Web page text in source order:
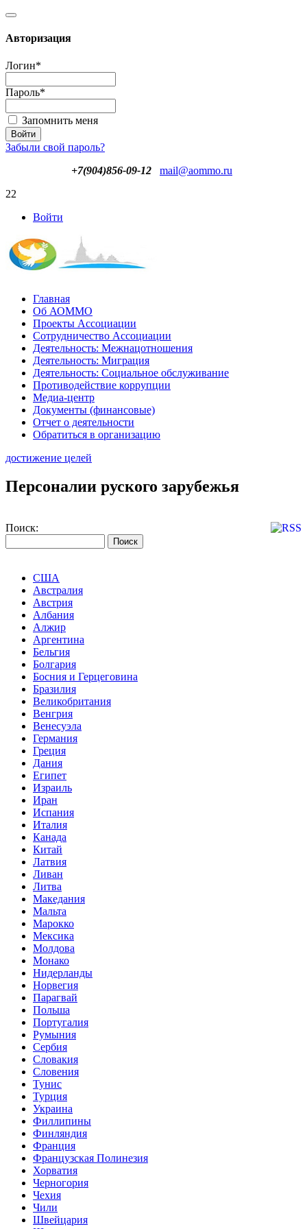
Авторизация
Логин*
Пароль*
Запомнить меня
Забыли свой пароль?
+7(904)856-09-12
mail@aommo.ru
22
Войти
Главная
Об АОММО
Проекты Ассоциации
Сотрудничество Ассоциации
Деятельность: Межнацотношения
Деятельность: Миграция
Деятельность: Социальное обслуживание
Противодействие коррупции
Медиа-центр
Документы (финансовые)
Отчет о деятельности
Обратиться в организацию
достижение целей
Персоналии руского зарубежья
Поиск:
США
Австралия
Австрия
Албания
Алжир
Аргентина
Бельгия
Болгария
Босния и Герцеговина
Бразилия
Великобритания
Венгрия
Венесуэла
Германия
Греция
Дания
Египет
Израиль
Иран
Испания
Италия
Канада
Китай
Латвия
Ливан
Литва
Македания
Мальта
Марокко
Мексика
Молдова
Монако
Нидерланды
Норвегия
Парагвай
Польша
Португалия
Румыния
Сербия
Словакия
Словения
Тунис
Турция
Украина
Филлипины
Финляндия
Франция
Французская Полинезия
Хорватия
Черногория
Чехия
Чили
Швейцария